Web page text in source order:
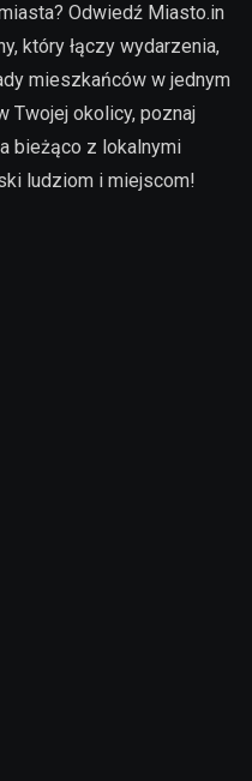
Odwiedź Miasto.in
który łączy wydarzenia,
mieszkańców w jednym
Twojej okolicy, poznaj
bieżąco z lokalnymi
ludziom i miejscom!